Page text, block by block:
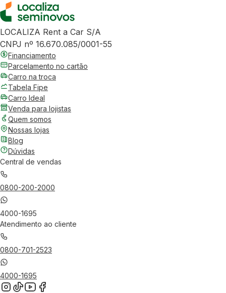
LOCALIZA Rent a Car S/A
CNPJ nº 16.670.085/0001-55
Financiamento
Parcelamento no cartão
Carro na troca
Tabela Fipe
Carro Ideal
Venda para lojistas
Quem somos
Nossas lojas
Blog
Dúvidas
Central de vendas
0800-200-2000
4000-1695
Atendimento ao cliente
0800-701-2523
4000-1695